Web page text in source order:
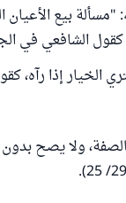
بيع
الشافعي في
الخيار إذا رآه،
ولا يصح